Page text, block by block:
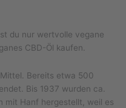
du nur wertvolle vegane
CBD-Öl kaufen.
Bereits etwa 500
Bis 1937 wurden ca.
mit Hanf hergestellt, weil es